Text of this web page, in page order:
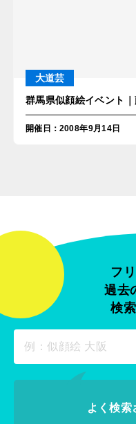
大道芸
群馬県似顔絵イベント
開催日 ：2008年9月14日
フ
過去
検
よく検索